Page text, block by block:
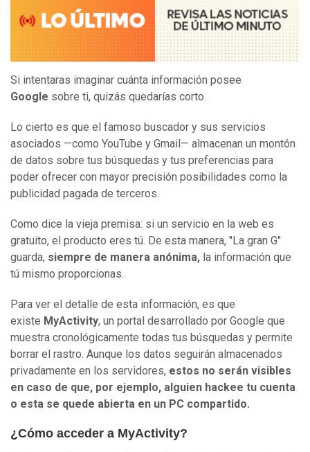
Si intentaras imaginar cuánta información posee
Google sobre ti, quizás quedarías corto.
Lo cierto es que el famoso buscador y sus servicios
asociados —como YouTube y Gmail— almacenan un montón
de datos sobre tus búsquedas y tus preferencias para
poder ofrecer con mayor precisión posibilidades como la
publicidad pagada de terceros.
Como dice la vieja premisa: si un servicio en la web es
gratuito, el producto eres tú. De esta manera, "La gran G"
guarda, siempre de manera anónima, la información que
tú mismo proporcionas.
Para ver el detalle de esta información, es que
existe MyActivity, un portal desarrollado por Google que
muestra cronológicamente todas tus búsquedas y permite
borrar el rastro. Aunque los datos seguirán almacenados
privadamente en los servidores, estos no serán visibles
en caso de que, por ejemplo, alguien hackee tu cuenta
o esta se quede abierta en un PC compartido.
¿Cómo acceder a MyActivity?